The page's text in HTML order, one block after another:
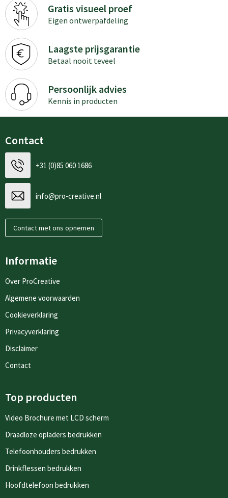
Gratis visueel proef
Eigen ontwerpafdeling
Laagste prijsgarantie
Betaal nooit teveel
Persoonlijk advies
Kennis in producten
Contact
+31 (0)85 060 1686
info@pro-creative.nl
Contact met ons opnemen
Informatie
Over ProCreative
Algemene voorwaarden
Cookieverklaring
Privacyverklaring
Disclaimer
Contact
Top producten
Video Brochure met LCD scherm
Draadloze opladers bedrukken
Telefoonhouders bedrukken
Drinkflessen bedrukken
Hoofdtelefoon bedrukken